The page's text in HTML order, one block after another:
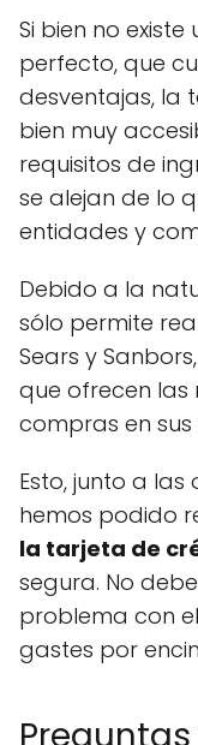
Si bien no
perfecto, que
desventajas, la
bien muy
requisitos de
se alejan de lo
entidades y
Debido a la
sólo permite
Sears y
que ofrecen las
compras en
Esto, junto a las
hemos podido
la tarjeta de
segura. No
problema con
gastes por